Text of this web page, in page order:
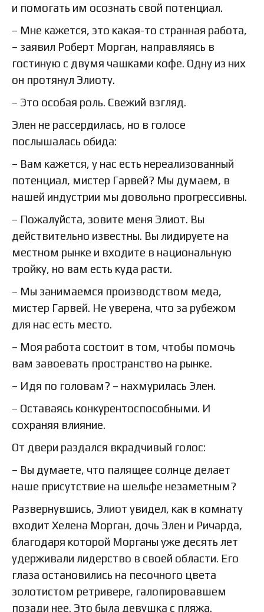
и помогать им осознать свой потенциал.
– Мне кажется, это какая-то странная работа,
– заявил Роберт Морган, направляясь в
гостиную с двумя чашками кофе. Одну из них
он протянул Элиоту.
– Это особая роль. Свежий взгляд.
Элен не рассердилась, но в голосе
послышалась обида:
– Вам кажется, у нас есть нереализованный
потенциал, мистер Гарвей? Мы думаем, в
нашей индустрии мы довольно прогрессивны.
– Пожалуйста, зовите меня Элиот. Вы
действительно известны. Вы лидируете на
местном рынке и входите в национальную
тройку, но вам есть куда расти.
– Мы занимаемся производством меда,
мистер Гарвей. Не уверена, что за рубежом
для нас есть место.
– Моя работа состоит в том, чтобы помочь
вам завоевать пространство на рынке.
– Идя по головам? – нахмурилась Элен.
– Оставаясь конкурентоспособными. И
сохраняя влияние.
От двери раздался вкрадчивый голос:
– Вы думаете, что палящее солнце делает
наше присутствие на шельфе незаметным?
Развернувшись, Элиот увидел, как в комнату
входит Хелена Морган, дочь Элен и Ричарда,
благодаря которой Морганы уже десять лет
удерживали лидерство в своей области. Его
глаза остановились на песочного цвета
золотистом ретривере, галопировавшем
позади нее. Это была девушка с пляжа.